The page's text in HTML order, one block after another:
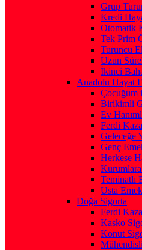
Grup
Kredi
Otomatik
Tek Prim
Turuncu
Uzun
İkinci
Anadolu Hayat
Çocuğum
Birikimli
Ev
Ferdi
Geleceğe
Genç
Herkese
Kurumlara
Teminatlı
Usta
Doğa Sigorta
Ferdi
Kasko
Konut